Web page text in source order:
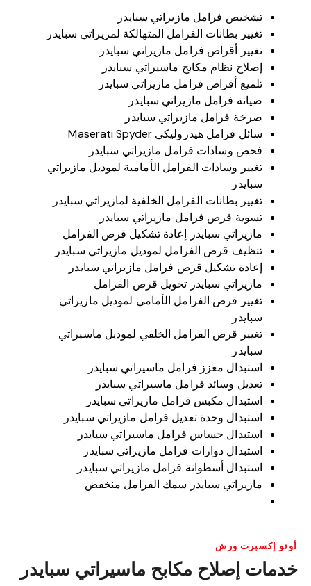
تشخيص فرامل مازيراتي سبايدر
تغيير بطانات الفرامل المتهالكة لمزيراتي سبايدر
تغيير أقراص فرامل مازيراتي سبايدر
إصلاح نظام مكابح ماسيراتي سبايدر
تلميع أقراص فرامل مازيراتي سبايدر
صيانة فرامل مازيراتي سبايدر
صرخة فرامل مازيراتي سبايدر
سائل فرامل هيدروليكي Maserati Spyder
فحص وسادات فرامل مازيراتي سبايدر
تغيير وسادات الفرامل الأمامية لموديل مازيراتي
سبايدر
تغيير بطانات الفرامل الخلفية لمازيراتي سبايدر
تسوية قرص فرامل مازيراتي سبايدر
مازيراتي سبايدر إعادة تشكيل قرص الفرامل
تنظيف قرص الفرامل لموديل مازيراتي سبايدر
إعادة تشكيل قرص فرامل مازيراتي سبايدر
مازيراتي سبايدر تحويل قرص الفرامل
تغيير قرص الفرامل الأمامي لموديل مازيراتي
سبايدر
تغيير قرص الفرامل الخلفي لموديل ماسيراتي
سبايدر
استبدال معزز فرامل ماسيراتي سبايدر
تعديل وسائد فرامل ماسيراتي سبايدر
استبدال مكبس فرامل مازيراتي سبايدر
استبدال وحدة تعديل فرامل مازيراتي سبايدر
استبدال حساس فرامل ماسيراتي سبايدر
استبدال دوارات فرامل مازيراتي سبايدر
استبدال أسطوانة فرامل مازيراتي سبايدر
مازيراتي سبايدر سمك الفرامل منخفض
أوتو إكسبرت ورش
خدمات إصلاح مكابح ماسيراتي سبايدر